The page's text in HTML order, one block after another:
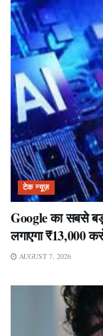
टेक न्यूज़
Google का सबसे
लगाएगा ₹13,000
AUGUST 7, 2026